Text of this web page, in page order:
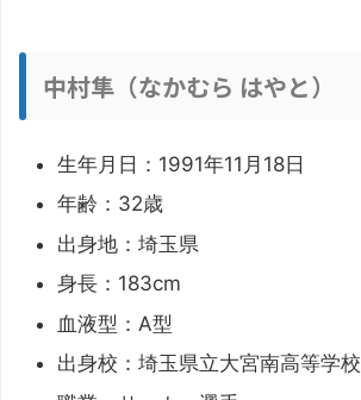
中村隼（なかむら はやと）
生年月日：1991年11月18日
年齢：32歳
出身地：埼玉県
身長：183cm
血液型：A型
出身校：埼玉県立大宮南高等学校